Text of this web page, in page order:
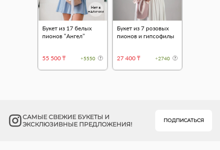
Нет в
наличии
Букет из 17 белых
пионов "Ангел"
55 500 ₸ +5550
Букет из 7 розовых
пионов и гипсофилы
27 400 ₸ +2740
САМЫЕ СВЕЖИЕ БУКЕТЫ И
ЭКСКЛЮЗИВНЫЕ ПРЕДЛОЖЕНИЯ!
ПОДПИСАТЬСЯ